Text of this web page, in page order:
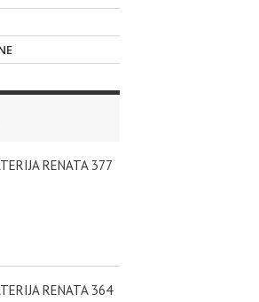
RENATA 377
RENATA 364